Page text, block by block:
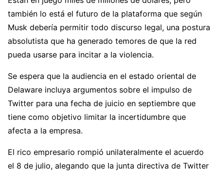
también lo está el futuro de la plataforma que según
Musk debería permitir todo discurso legal, una postura
absolutista que ha generado temores de que la red
pueda usarse para incitar a la violencia.
Se espera que la audiencia en el estado oriental de
Delaware incluya argumentos sobre el impulso de
Twitter para una fecha de juicio en septiembre que
tiene como objetivo limitar la incertidumbre que
afecta a la empresa.
El rico empresario rompió unilateralmente el acuerdo
el 8 de julio, alegando que la junta directiva de Twitter